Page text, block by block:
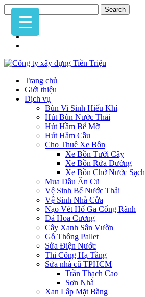
Trang chủ
Giới thiệu
Dịch vụ
Bùn Vi Sinh Hiếu Khí
Hút Bùn Nước Thải
Hút Hầm Bể Mỡ
Hút Hầm Cầu
Cho Thuê Xe Bồn
Xe Bồn Tưới Cây
Xe Bồn Rửa Đường
Xe Bồn Chở Nước Sạch
Mua Dầu Ăn Cũ
Vệ Sinh Bể Nước Thải
Vệ Sinh Nhà Cửa
Nạo Vét Hố Ga Cống Rãnh
Đá Hoa Cương
Cây Xanh Sân Vườn
Gỗ Thông Pallet
Sửa Điện Nước
Thi Công Hạ Tầng
Sửa nhà cũ TPHCM
Trần Thạch Cao
Sơn Nhà
Xan Lấp Mặt Bằng